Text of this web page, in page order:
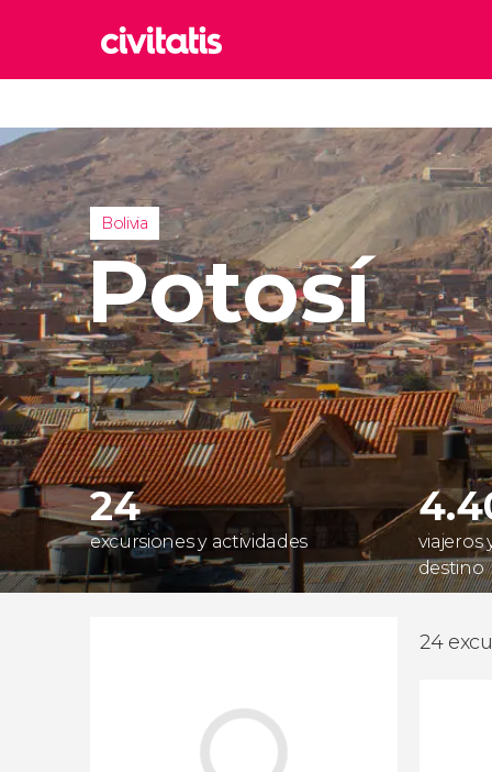
Italia
Reino
Reino
Turquía
Bolivia
Potosí
24
excursiones y actividades
viajeros
destino
24